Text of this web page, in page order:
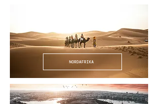
NORDAFRIKA